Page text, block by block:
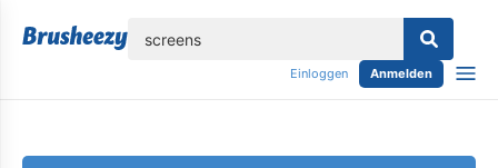
Einloggen Anmelden